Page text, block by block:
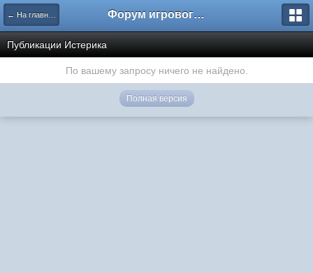
← На главную Форум игрового проекта Riverrise
Публикации Истерика
По вашему запросу ничего не найдено.
Полная версия